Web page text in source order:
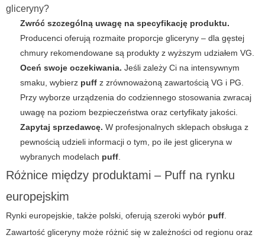
gliceryny?
Zwróć szczególną uwagę na specyfikację produktu.
Producenci oferują rozmaite proporcje gliceryny – dla gęstej
chmury rekomendowane są produkty z wyższym udziałem VG.
Oceń swoje oczekiwania. Jeśli zależy Ci na intensywnym
smaku, wybierz puff z zrównoważoną zawartością VG i PG.
Przy wyborze urządzenia do codziennego stosowania zwracaj
uwagę na poziom bezpieczeństwa oraz certyfikaty jakości.
Zapytaj sprzedawcę. W profesjonalnych sklepach obsługa z
pewnością udzieli informacji o tym, po ile jest gliceryna w
wybranych modelach puff.
Różnice między produktami – Puff na rynku
europejskim
Rynki europejskie, także polski, oferują szeroki wybór puff.
Zawartość gliceryny może różnić się w zależności od regionu oraz